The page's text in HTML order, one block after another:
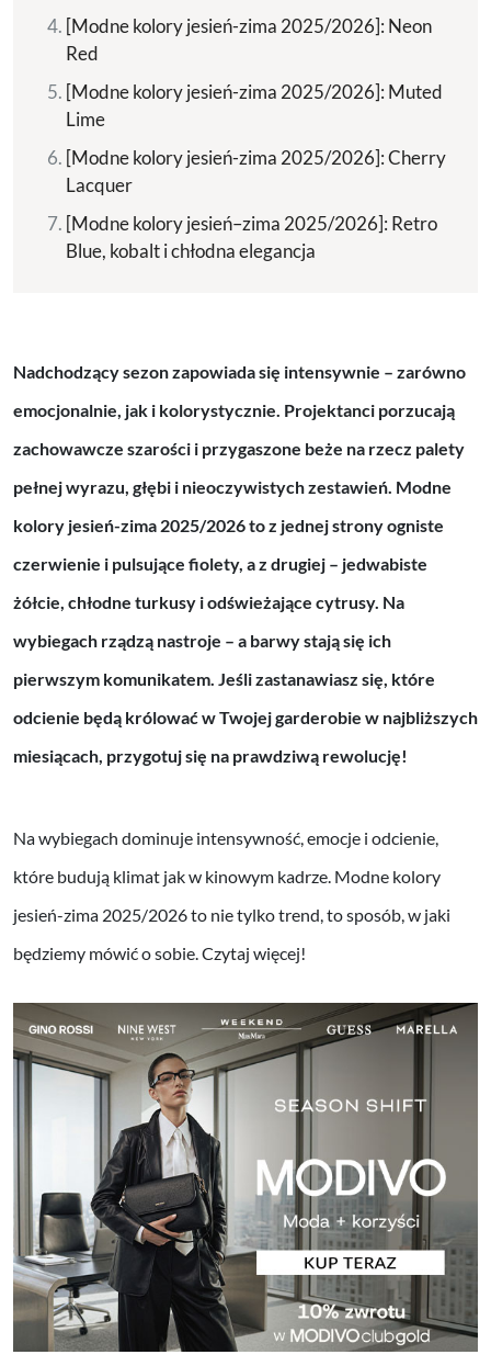
[Modne kolory jesień-zima 2025/2026]: Neon
Red
[Modne kolory jesień-zima 2025/2026]: Muted
Lime
[Modne kolory jesień-zima 2025/2026]: Cherry
Lacquer
[Modne kolory jesień–zima 2025/2026]: Retro
Blue, kobalt i chłodna elegancja
Nadchodzący sezon zapowiada się intensywnie – zarówno
emocjonalnie, jak i kolorystycznie. Projektanci porzucają
zachowawcze szarości i przygaszone beże na rzecz palety
pełnej wyrazu, głębi i nieoczywistych zestawień. Modne
kolory jesień-zima 2025/2026 to z jednej strony ogniste
czerwienie i pulsujące fiolety, a z drugiej – jedwabiste
żółcie, chłodne turkusy i odświeżające cytrusy. Na
wybiegach rządzą nastroje – a barwy stają się ich
pierwszym komunikatem. Jeśli zastanawiasz się, które
odcienie będą królować w Twojej garderobie w najbliższych
miesiącach, przygotuj się na prawdziwą rewolucję!
Na wybiegach dominuje intensywność, emocje i odcienie,
które budują klimat jak w kinowym kadrze. Modne kolory
jesień-zima 2025/2026 to nie tylko trend, to sposób, w jaki
będziemy mówić o sobie. Czytaj więcej!